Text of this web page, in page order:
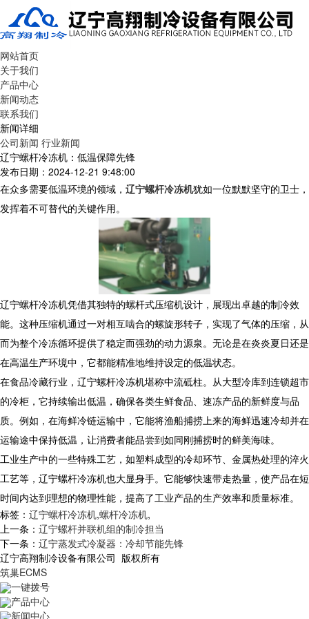
网站首页
关于我们
产品中心
新闻动态
联系我们
新闻详细
公司新闻 行业新闻
辽宁螺杆冷冻机：低温保障先锋
发布日期：2024-12-21 9:48:00
在众多需要低温环境的领域， 辽宁螺杆冷冻机犹如一位默默坚守的卫士，
发挥着不可替代的关键作用。
辽宁螺杆冷冻机凭借其独特的螺杆式压缩机设计，展现出卓越的制冷效
能。这种压缩机通过一对相互啮合的螺旋形转子，实现了气体的压缩，从
而为整个冷冻循环提供了稳定而强劲的动力源泉。无论是在炎炎夏日还是
在高温生产环境中，它都能精准地维持设定的低温状态。
在食品冷藏行业，辽宁螺杆冷冻机堪称中流砥柱。从大型冷库到连锁超市
的冷柜，它持续输出低温，确保各类生鲜食品、速冻产品的新鲜度与品
质。例如，在海鲜冷链运输中，它能将渔船捕捞上来的海鲜迅速冷却并在
运输途中保持低温，让消费者能品尝到如同刚捕捞时的鲜美海味。
工业生产中的一些特殊工艺，如塑料成型的冷却环节、金属热处理的淬火
工艺等，辽宁螺杆冷冻机也大显身手。它能够快速带走热量，使产品在短
时间内达到理想的物理性能，提高了工业产品的生产效率和质量标准。
标签： 辽宁螺杆冷冻机,螺杆冷冻机,
上一条： 辽宁螺杆并联机组的制冷担当
下一条： 辽宁蒸发式冷凝器：冷却节能先锋
辽宁高翔制冷设备有限公司 版权所有
筑巢ECMS
一键拨号
产品中心
新闻中心